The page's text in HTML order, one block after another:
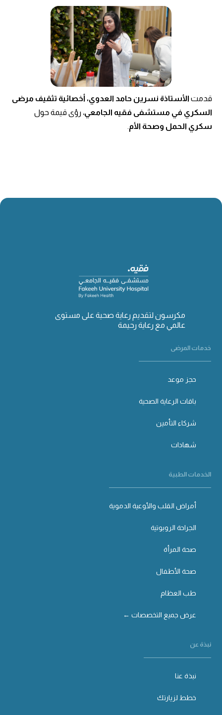
قدمت الأستاذة نسرين حامد العدوي، أخصائية تثقيف مرضى
السكري في مستشفى فقيه الجامعي، رؤى قيمة حول
سكري الحمل وصحة الأم.
مكرسون لتقديم رعاية صحية على مستوى
عالمي مع رعاية رحيمة
خدمات المرضى
حجز موعد
باقات الرعاية الصحية
شركاء التأمين
شهادات
الخدمات الطبية
أمراض القلب والأوعية الدموية
الجراحة الروبوتية
صحة المرأة
صحة الأطفال
طب العظام
عرض جميع التخصصات ←
نبذة عن
نبذة عنا
خطط لزيارتك